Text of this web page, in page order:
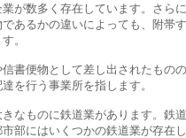
が数多く存在しています。さら
あるかの違いによっても、附帯
。
書便物として差し出されたもの
を行う事業所を指します。
なものに鉄道業があります。鉄
部にはいくつかの鉄道業が存在